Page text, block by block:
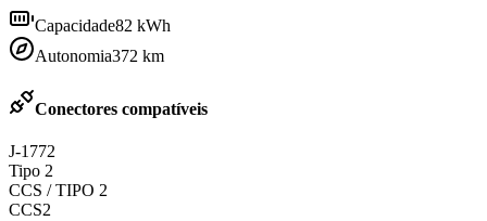
Capacidade82 kWh
Autonomia372 km
Conectores compatíveis
J-1772
Tipo 2
CCS / TIPO 2
CCS2